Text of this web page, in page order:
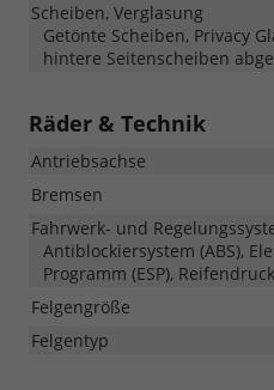
Scheiben, Verglasung
Getönte Scheiben, Privacy
hintere Seitenscheiben
Räder & Technik
Antriebsachse
Bremsen
Fahrwerk- und
Antiblockiersystem (ABS),
Programm (ESP),
Felgengröße
Felgentyp